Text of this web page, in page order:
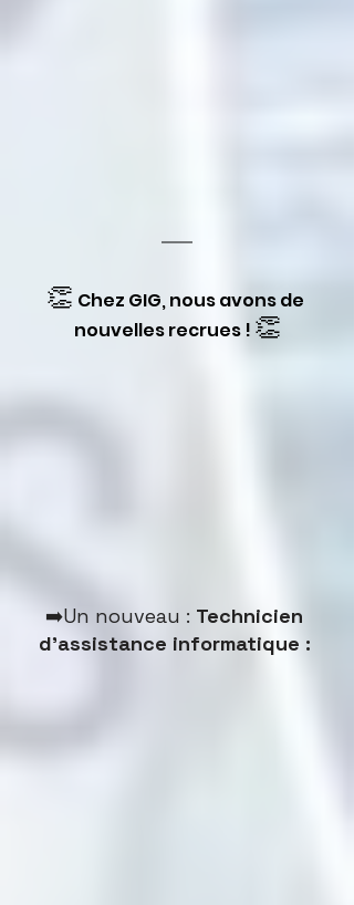
👏 Chez GIG, nous avons de
nouvelles recrues ! 👏
➡️Un nouveau : Technicien
d'assistance informatique :